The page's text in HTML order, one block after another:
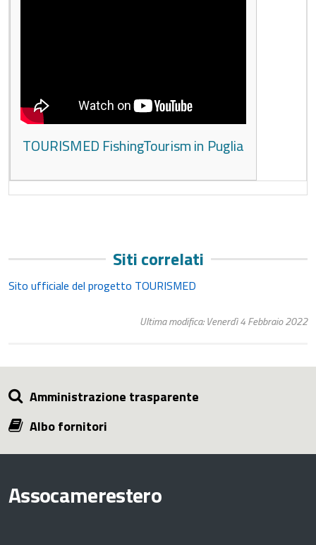
TOURISMED FishingTourism in Puglia
Siti correlati
Sito ufficiale del progetto TOURISMED
Ultima modifica: Venerdì 4 Febbraio 2022
Amministrazione trasparente
Albo fornitori
Assocamerestero